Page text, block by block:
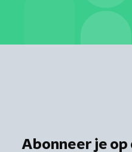
Abonneer je